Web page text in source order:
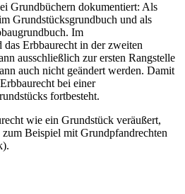
Grundbüchern dokumentiert: Als
Grundstücksgrundbuch und als
Im
Erbbaurecht in der zweiten
ausschließlich zur ersten Rangstelle
auch nicht geändert werden. Damit
bei einer
fortbesteht.
wie ein Grundstück veräußert,
Beispiel mit Grundpfandrechten